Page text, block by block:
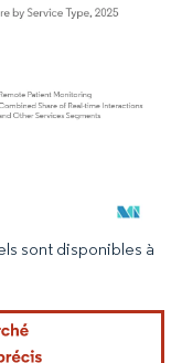
une attribution sous CC BY
sont disponibles à